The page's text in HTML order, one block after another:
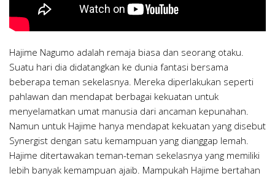
Hajime Nagumo adalah remaja biasa dan seorang otaku.
Suatu hari dia didatangkan ke dunia fantasi bersama
beberapa teman sekelasnya. Mereka diperlakukan seperti
pahlawan dan mendapat berbagai kekuatan untuk
menyelamatkan umat manusia dari ancaman kepunahan.
Namun untuk Hajime hanya mendapat kekuatan yang disebut
Synergist dengan satu kemampuan yang dianggap lemah.
Hajime ditertawakan teman-teman sekelasnya yang memiliki
lebih banyak kemampuan ajaib. Mampukah Hajime bertahan